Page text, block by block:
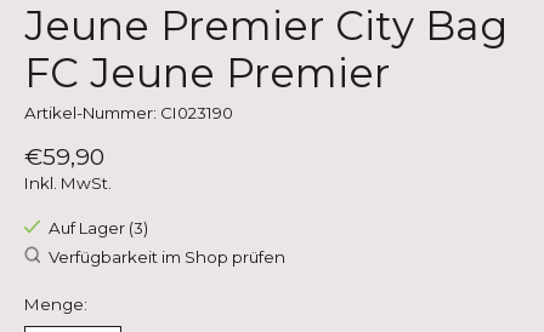
Jeune Premier City Bag
FC Jeune Premier
Artikel-Nummer: CI023190
€59,90
Inkl. MwSt.
Auf Lager (3)
Verfügbarkeit im Shop prüfen
Menge: